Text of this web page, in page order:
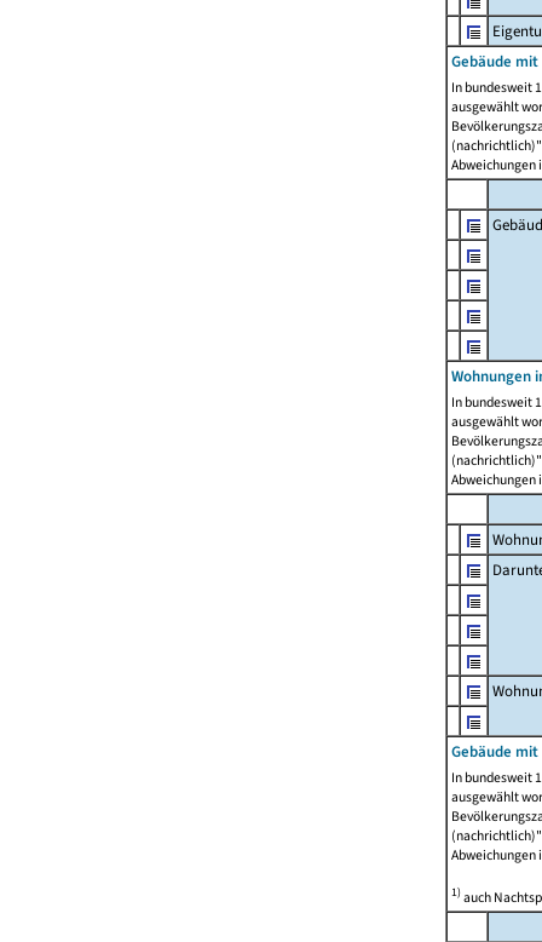
Gebäude
In bundesweit
ausgewählt
Abweichungen
Wohnungen
In bundesweit
ausgewählt
Abweichungen
Gebäude
In bundesweit
ausgewählt
Abweichungen
1)auch